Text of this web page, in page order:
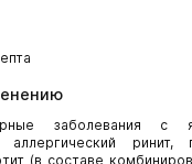
заболевания с
ринит,
(в составе